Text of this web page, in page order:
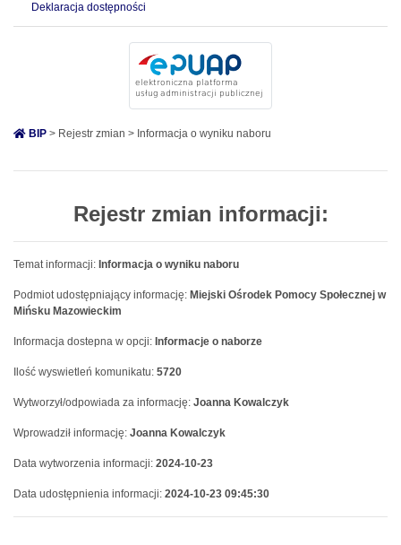
Deklaracja dostępności
BIP > Rejestr zmian > Informacja o wyniku naboru
Rejestr zmian informacji:
Temat informacji: Informacja o wyniku naboru
Podmiot udostępniający informację: Miejski Ośrodek Pomocy Społecznej w
Mińsku Mazowieckim
Informacja dostepna w opcji: Informacje o naborze
Ilość wyswietleń komunikatu: 5720
Wytworzył/odpowiada za informację: Joanna Kowalczyk
Wprowadził informację: Joanna Kowalczyk
Data wytworzenia informacji: 2024-10-23
Data udostępnienia informacji: 2024-10-23 09:45:30